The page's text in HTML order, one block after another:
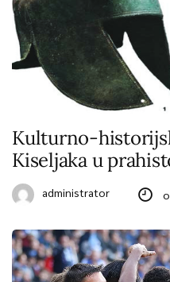
Kulturno-
Kiseljaka u
administrator